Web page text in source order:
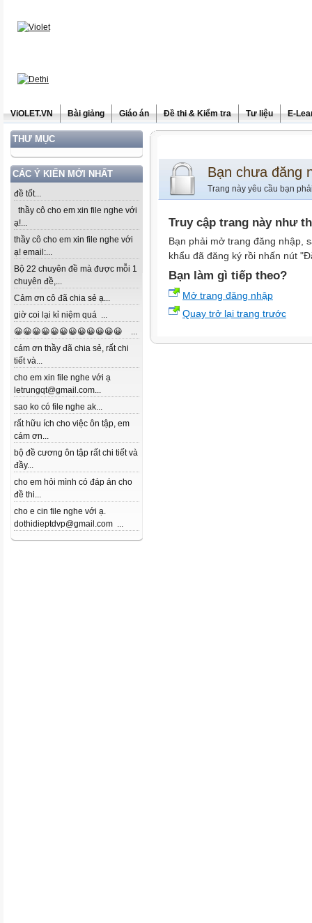
ViOLET.VN Bài giảng Giáo án Đề thi & Kiểm tra Tư liệu E-
THƯ MỤC
CÁC Ý KIẾN MỚI NHẤT
đề tốt...
thầy cô cho em xin file nghe với
ạ!...
thầy cô cho em xin file nghe với
ạ! email:...
Bộ 22 chuyên đề mà được mỗi 1
chuyên đề,...
Cảm ơn cô đã chia sẻ ạ...
giờ coi lại kỉ niệm quá ...
😀😀😀😀😀😀😀😀😀😀😀😀 ...
cám ơn thầy đã chia sẻ, rất chi
tiết và...
cho em xin file nghe với ạ
letrungqt@gmail.com...
sao ko có file nghe ak...
rất hữu ích cho việc ôn tập, em
cám ơn...
bộ đề cương ôn tập rất chi tiết và
đầy...
cho em hỏi mình có đáp án cho
đề thi...
cho e cin file nghe với ạ.
dothidieptdvp@gmail.com ...
Bạn chưa đăng
Trang này yêu cầu bạn
Truy cập trang này như
Bạn phải mở trang đăng nhập,
khẩu đã đăng ký rồi nhấn nút
Bạn làm gì tiếp theo?
Mở trang đăng nhập
Quay trở lại trang trước